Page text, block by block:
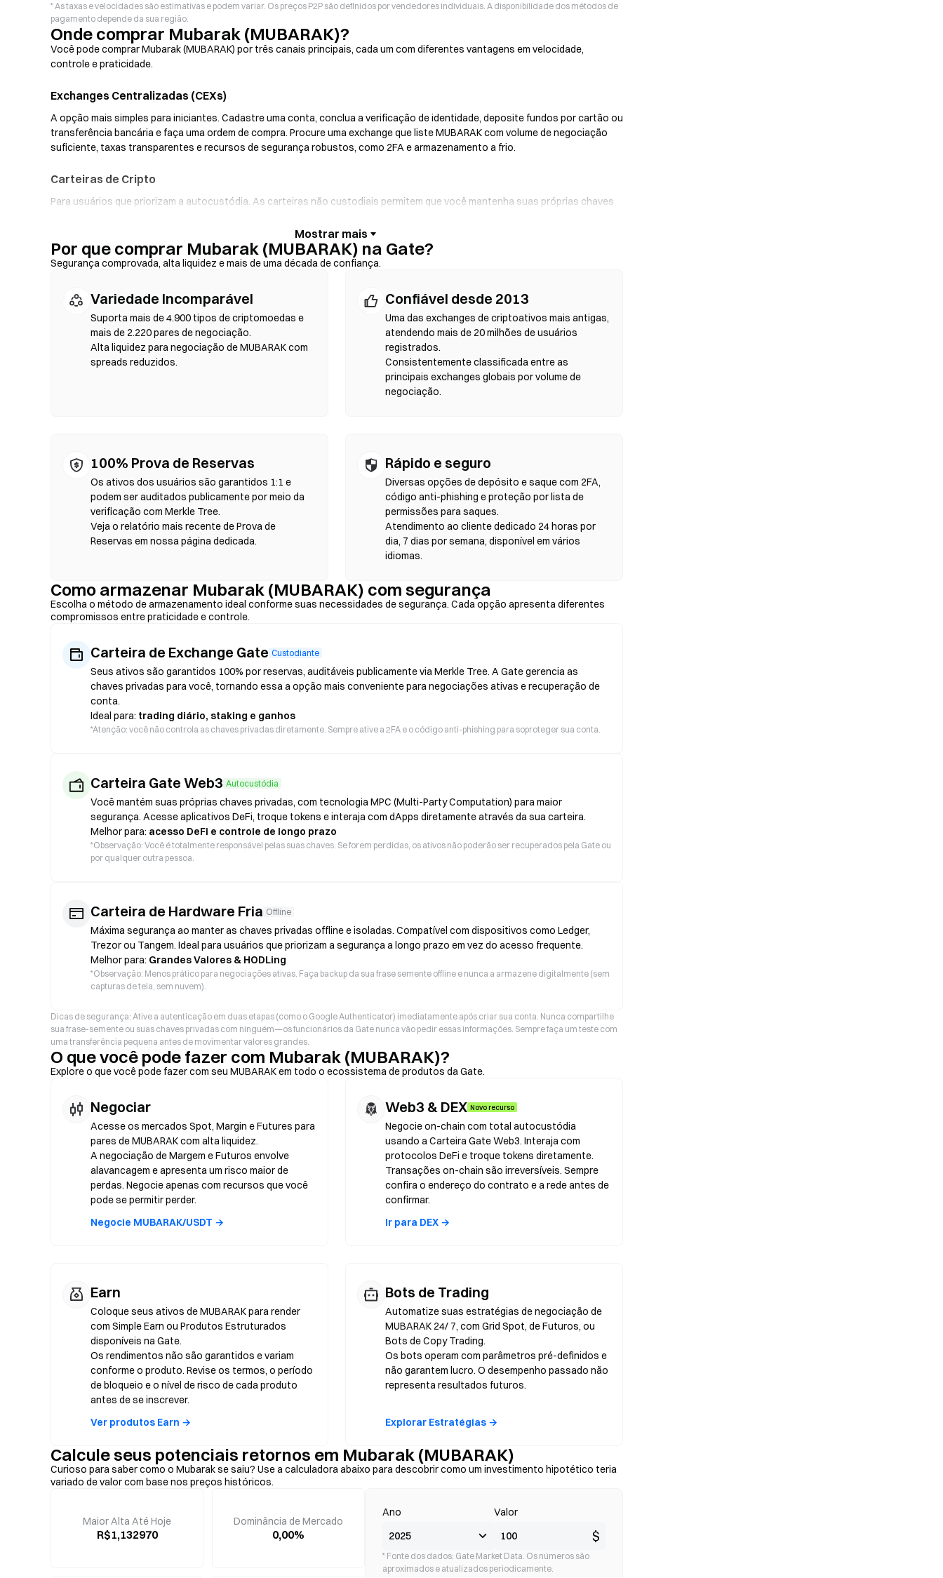
* As taxas e velocidades são estimativas e podem variar. Os preços P2P são definidos por vendedores individuais. A disponibilidade dos métodos de
pagamento depende da sua região.
Onde comprar Mubarak (MUBARAK)?
Você pode comprar Mubarak (MUBARAK) por três canais principais, cada um com diferentes vantagens em velocidade,
controle e praticidade.
Exchanges Centralizadas (CEXs)
A opção mais simples para iniciantes. Cadastre uma conta, conclua a verificação de identidade, deposite fundos por cartão ou
transferência bancária e faça uma ordem de compra. Procure uma exchange que liste MUBARAK com volume de negociação
suficiente, taxas transparentes e recursos de segurança robustos, como 2FA e armazenamento a frio.
Carteiras de Cripto
Para usuários que priorizam a autocustódia. As carteiras não custodiais permitem que você mantenha suas próprias chaves
rampas fiat, possibilitando a compra de MUBARAK com cartão de crédito sem precisar passar por uma exchange. Sempre faça
backup da sua frase-semente e verifique os endereços dos contratos antes de confirmar qualquer transação.
Negocie peer-to-peer sem intermediários. As DEXs utilizam contratos inteligentes para realizar trocas diretamente na
blockchain—não é necessário registro ou verificação de identidade. Conecte uma carteira compatível, escolha o par de
tokens, defina a tolerância de slippage e confirme a troca. Lembre-se de que taxas de gás serão aplicadas e os preços podem
variar em relação aos mercados centralizados devido à profundidade de liquidez. A maior parte da atividade nas DEXs
acontece em blockchains compatíveis com EVM, como Ethereum, BNB Chain e Polygon.
Por que comprar Mubarak (MUBARAK) na Gate?
Segurança comprovada, alta liquidez e mais de uma década de confiança.
Variedade Incomparável
Suporta mais de 4.900 tipos de criptomoedas e
mais de 2.220 pares de negociação.
Alta liquidez para negociação de MUBARAK com
spreads reduzidos.
Confiável desde 2013
Uma das exchanges de criptoativos mais antigas,
atendendo mais de 20 milhões de usuários
registrados.
Consistentemente classificada entre as
principais exchanges globais por volume de
negociação.
100% Prova de Reservas
Os ativos dos usuários são garantidos 1:1 e
podem ser auditados publicamente por meio da
verificação com Merkle Tree.
Veja o relatório mais recente de Prova de
Reservas em nossa página dedicada.
Rápido e seguro
Diversas opções de depósito e saque com 2FA,
código anti-phishing e proteção por lista de
permissões para saques.
Atendimento ao cliente dedicado 24 horas por
dia, 7 dias por semana, disponível em vários
idiomas.
Como armazenar Mubarak (MUBARAK) com segurança
Escolha o método de armazenamento ideal conforme suas necessidades de segurança. Cada opção apresenta diferentes
compromissos entre praticidade e controle.
Carteira de Exchange Gate Custodiante
Seus ativos são garantidos 100% por reservas, auditáveis publicamente via Merkle Tree. A Gate gerencia as
chaves privadas para você, tornando essa a opção mais conveniente para negociações ativas e recuperação de
conta.
Ideal para: trading diário, staking e ganhos
*Atenção: você não controla as chaves privadas diretamente. Sempre ative a 2FA e o código anti-phishing para soproteger sua conta.
Carteira Gate Web3 Autocustódia
Você mantém suas próprias chaves privadas, com tecnologia MPC (Multi-Party Computation) para maior
segurança. Acesse aplicativos DeFi, troque tokens e interaja com dApps diretamente através da sua carteira.
Melhor para: acesso DeFi e controle de longo prazo
*Observação: Você é totalmente responsável pelas suas chaves. Se forem perdidas, os ativos não poderão ser recuperados pela Gate ou
por qualquer outra pessoa.
Carteira de Hardware Fria Offline
Máxima segurança ao manter as chaves privadas offline e isoladas. Compatível com dispositivos como Ledger,
Trezor ou Tangem. Ideal para usuários que priorizam a segurança a longo prazo em vez do acesso frequente.
Melhor para: Grandes Valores & HODLing
*Observação: Menos prático para negociações ativas. Faça backup da sua frase semente offline e nunca a armazene digitalmente (sem
capturas de tela, sem nuvem).
Dicas de segurança: Ative a autenticação em duas etapas (como o Google Authenticator) imediatamente após criar sua conta. Nunca compartilhe
sua frase-semente ou suas chaves privadas com ninguém—os funcionários da Gate nunca vão pedir essas informações. Sempre faça um teste com
uma transferência pequena antes de movimentar valores grandes.
O que você pode fazer com Mubarak (MUBARAK)?
Explore o que você pode fazer com seu MUBARAK em todo o ecossistema de produtos da Gate.
Negociar
Acesse os mercados Spot, Margin e Futures para
pares de MUBARAK com alta liquidez.
A negociação de Margem e Futuros envolve
alavancagem e apresenta um risco maior de
perdas. Negocie apenas com recursos que você
pode se permitir perder.
Negocie MUBARAK/USDT →
Web3 & DEX Novo recurso
Negocie on-chain com total autocustódia
usando a Carteira Gate Web3. Interaja com
protocolos DeFi e troque tokens diretamente.
Transações on-chain são irreversíveis. Sempre
confira o endereço do contrato e a rede antes de
confirmar.
Ir para DEX →
Earn
Coloque seus ativos de MUBARAK para render
com Simple Earn ou Produtos Estruturados
disponíveis na Gate.
Os rendimentos não são garantidos e variam
conforme o produto. Revise os termos, o período
de bloqueio e o nível de risco de cada produto
antes de se inscrever.
Ver produtos Earn →
Bots de Trading
Automatize suas estratégias de negociação de
MUBARAK 24/ 7, com Grid Spot, de Futuros, ou
Bots de Copy Trading.
Os bots operam com parâmetros pré-definidos e
não garantem lucro. O desempenho passado não
representa resultados futuros.
Explorar Estratégias →
Calcule seus potenciais retornos em Mubarak (MUBARAK)
Curioso para saber como o Mubarak se saiu? Use a calculadora abaixo para descobrir como um investimento hipotético teria
variado de valor com base nos preços históricos.
Maior Alta Até Hoje
R$1,132970
Dominância de Mercado
0,00%
Ano Valor
$
* Fonte dos dados: Gate Market Data. Os números são
aproximados e atualizados periodicamente.